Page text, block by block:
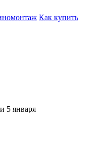
Как купить
5 января